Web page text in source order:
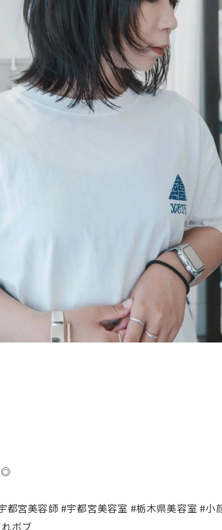
◎
宮美容師 #宇都宮美容室 #栃木県美容室 #
ボブ